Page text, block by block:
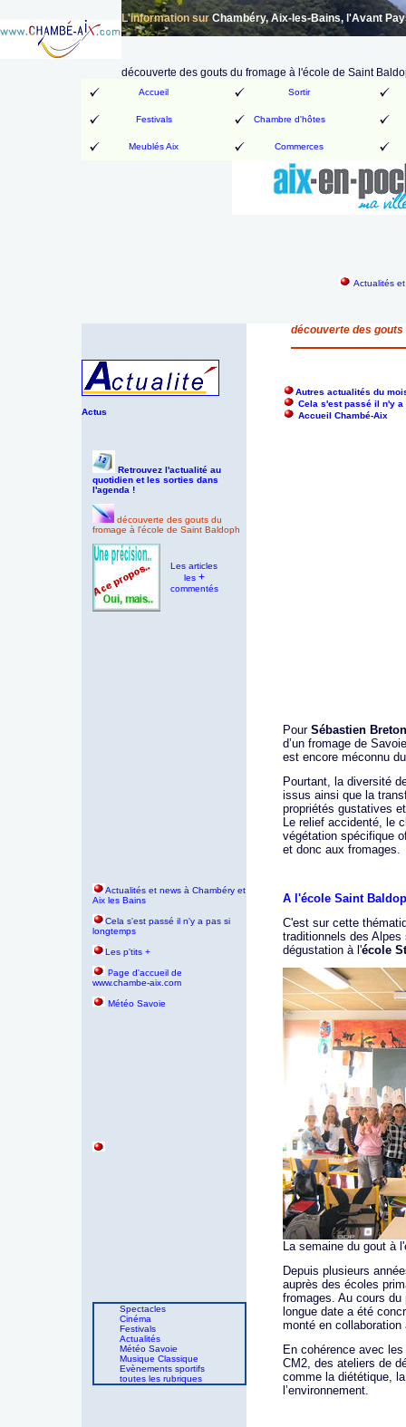
L'information surChambéry, Aix-les-Bains, l'Avant
découverte des gouts du fromage à l'école de Saint
Accueil Sortir
Festivals Chambre d'hôtes
Meublés Aix Commerces
Actualités
découverte des gouts
Actus
Autres actualités du
Cela s'est passé il n'y
Accueil Chambé-Aix
Retrouvez l'actualité au
quotidien et les sorties dans
l'agenda !
découverte des gouts du
fromage à l'école de Saint Baldoph
Les articles
les +
commentés
Actualités et news à Chambéry et
Aix les Bains
Cela s'est passé il n'y a pas si
longtemps
Les p'tits +
Page d'accueil de
www.chambe-aix.com
Météo Savoie
Spectacles
Cinéma
Festivals
Actualités
Météo Savoie
Musique Classique
Evènements sportifs
toutes les rubriques
Pour Sébastien Breton
d’un fromage de
est encore méconnu
Pourtant, la diversité
issus ainsi que la
propriétés gustatives
Le relief accidenté, le
végétation spécifique
et donc aux fromages.
A l'école Saint
C'est sur cette
traditionnels des
dégustation à l'école
La semaine du gout à
Depuis plusieurs
auprès des écoles
fromages. Au cours
longue date a été
monté en
En cohérence avec
CM2, des ateliers de
comme la diététique,
l’environnement.